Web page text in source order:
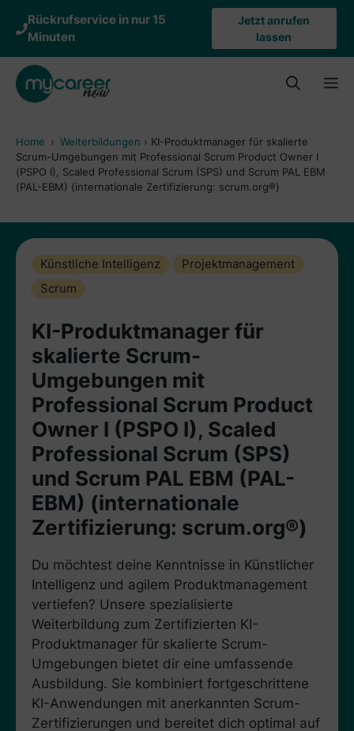
Inhalt
Rückrufservice in nur 15
Minuten
Jetzt anrufen
lassen
Home › Weiterbildungen › KI-Produktmanager für skalierte
Scrum-Umgebungen mit Professional Scrum Product Owner I
(PSPO I), Scaled Professional Scrum (SPS) und Scrum PAL EBM
(PAL-EBM) (internationale Zertifizierung: scrum.org®)
Künstliche Intelligenz
Projektmanagement
Scrum
KI-Produktmanager für
skalierte Scrum-
Umgebungen mit
Professional Scrum Product
Owner I (PSPO I), Scaled
Professional Scrum (SPS)
und Scrum PAL EBM (PAL-
EBM) (internationale
Zertifizierung: scrum.org®)
Du möchtest deine Kenntnisse in Künstlicher
Intelligenz und agilem Produktmanagement
vertiefen? Unsere spezialisierte
Weiterbildung zum Zertifizierten KI-
Produktmanager für skalierte Scrum-
Umgebungen bietet dir eine umfassende
Ausbildung. Sie kombiniert fortgeschrittene
KI-Anwendungen mit anerkannten Scrum-
Zertifizierungen und bereitet dich optimal auf